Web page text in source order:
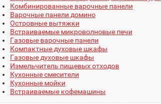
Комбинированные варочные панели
Варочные панели домино
Островные вытяжки
Встраиваемые микроволновые печи
Газовые варочные панели
Компактные духовые шкафы
Газовые духовые шкафы
Измельчитель пищевых отходов
Кухонные смесители
Кухонные мойки
Встраиваемые кофемашины